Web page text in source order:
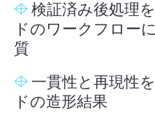
検証済み後処理
ドのワークフロー
質
一貫性と再現性
ドの造形結果